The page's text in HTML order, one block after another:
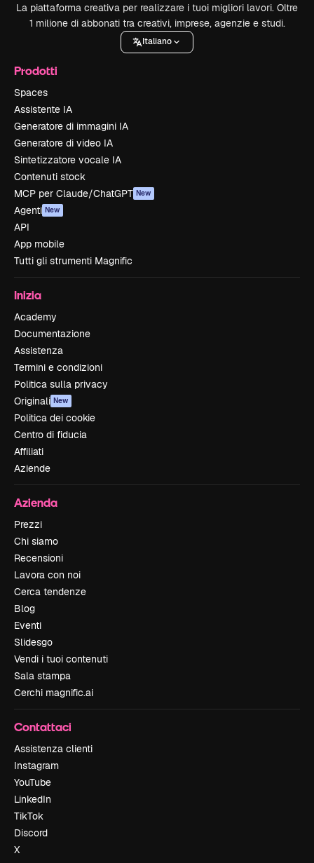
La piattaforma creativa per realizzare i tuoi migliori lavori. Oltre
1 milione di abbonati tra creativi, imprese, agenzie e studi.
Italiano
Prodotti
Spaces
Assistente IA
Generatore di immagini IA
Generatore di video IA
Sintetizzatore vocale IA
Contenuti stock
MCP per Claude/ChatGPT New
Agenti New
API
App mobile
Tutti gli strumenti Magnific
Inizia
Academy
Documentazione
Assistenza
Termini e condizioni
Politica sulla privacy
Originali New
Politica dei cookie
Centro di fiducia
Affiliati
Aziende
Azienda
Prezzi
Chi siamo
Recensioni
Lavora con noi
Cerca tendenze
Blog
Eventi
Slidesgo
Vendi i tuoi contenuti
Sala stampa
Cerchi magnific.ai
Contattaci
Assistenza clienti
Instagram
YouTube
LinkedIn
TikTok
Discord
X